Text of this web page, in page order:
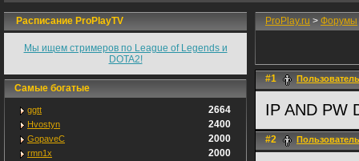
Расписание ProPlayTV
Мы ищем стримеров по League of Legends и
DOTA2!
Самые богатые
ggtt 2664
Hvostyn 2400
GopaveC 2000
rmn1x 2000
ProPlay.ru > Форумы
#1 Пользователь
IP AND PW
#2 Пользователь